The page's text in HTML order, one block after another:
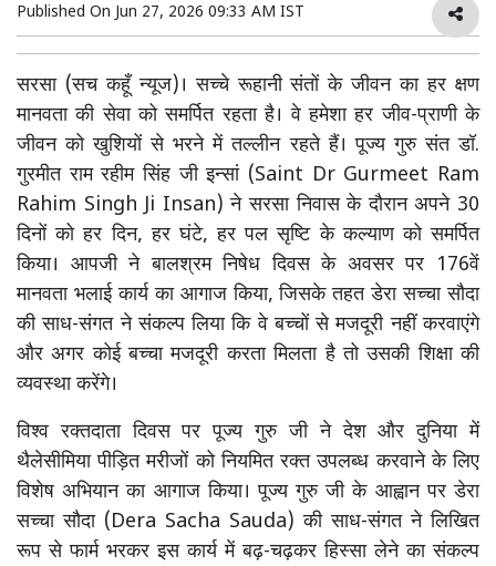
Published On Jun 27, 2026 09:33 AM IST
सरसा (सच कहूँ न्यूज)। सच्चे रूहानी संतों के जीवन का हर क्षण
मानवता की सेवा को समर्पित रहता है। वे हमेशा हर जीव-प्राणी के
जीवन को खुशियों से भरने में तल्लीन रहते हैं। पूज्य गुरु संत डॉ.
गुरमीत राम रहीम सिंह जी इन्सां (Saint Dr Gurmeet Ram
Rahim Singh Ji Insan) ने सरसा निवास के दौरान अपने 30
दिनों को हर दिन, हर घंटे, हर पल सृष्टि के कल्याण को समर्पित
किया। आपजी ने बालश्रम निषेध दिवस के अवसर पर 176वें
मानवता भलाई कार्य का आगाज किया, जिसके तहत डेरा सच्चा सौदा
की साध-संगत ने संकल्प लिया कि वे बच्चों से मजदूरी नहीं करवाएंगे
और अगर कोई बच्चा मजदूरी करता मिलता है तो उसकी शिक्षा की
व्यवस्था करेंगे।
विश्व रक्तदाता दिवस पर पूज्य गुरु जी ने देश और दुनिया में
थैलेसीमिया पीड़ित मरीजों को नियमित रक्त उपलब्ध करवाने के लिए
विशेष अभियान का आगाज किया। पूज्य गुरु जी के आह्वान पर डेरा
सच्चा सौदा (Dera Sacha Sauda) की साध-संगत ने लिखित
रूप से फार्म भरकर इस कार्य में बढ़-चढ़कर हिस्सा लेने का संकल्प